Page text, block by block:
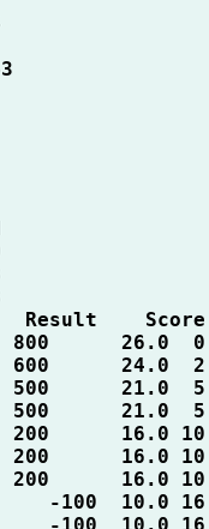
10
4  3
Result
800      26.0
600      24.0
500      21.0
500      21.0
200      16.0
200      16.0
200      16.0
-100  10.0